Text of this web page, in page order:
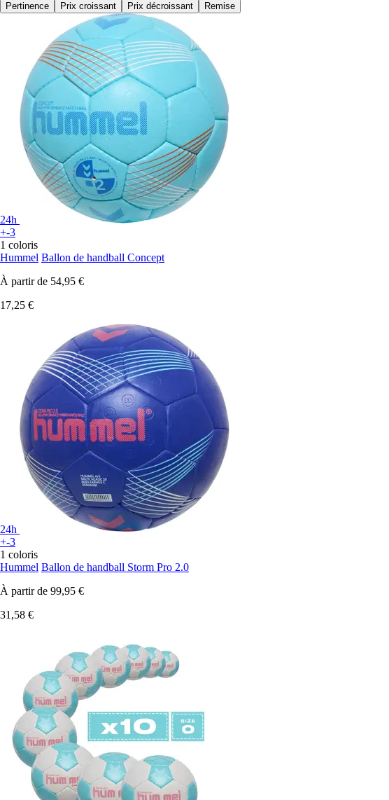
Pertinence
Prix croissant Prix décroissant Remise
24h
+-3
1 coloris
Hummel Ballon de handball Concept
À partir de 54,95 €
17,25 €
24h
+-3
1 coloris
Hummel Ballon de handball Storm Pro 2.0
À partir de 99,95 €
31,58 €